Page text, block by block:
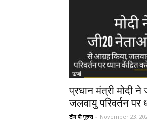
ऊर्जा
प्रधान मंत्री मोदी
जलवायु परिवर्तन पर
टीम पी गुरुस - November 23,